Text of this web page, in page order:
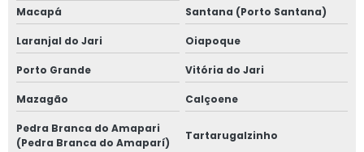
Macapá
Santana (Porto Santana)
Laranjal do Jari Oiapoque
Porto Grande Vitória do Jari
Mazagão Calçoene
Pedra Branca do Amapari
(Pedra Branca do Amaparí)
Tartarugalzinho